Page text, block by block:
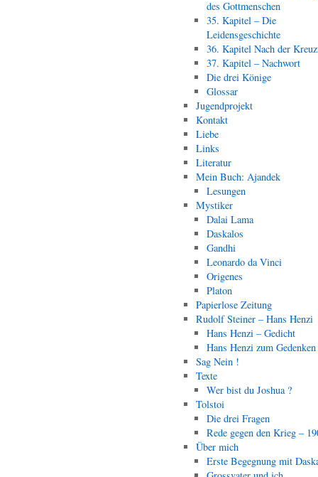
des Gottmenschen
35. Kapitel – Die
Leidensgeschichte
36. Kapitel Nach der
37. Kapitel – Nachwort
Die drei Könige
Glossar
Jugendprojekt
Kontakt
Liebe
Links
Literatur
Mein Buch: Ajandek
Lesungen
Mystiker
Dalai Lama
Daskalos
Gandhi
Leonardo da Vinci
Origenes
Platon
Papierlose Zeitung
Rudolf Steiner – Hans Henzi
Hans Henzi – Gedicht
Hans Henzi zum Gedenken
Sag Nein !
Texte
Wer bist du Joshua ?
Tolstoi
Die drei Fragen
Rede gegen den Krieg –
Über mich
Erste Begegnung mit